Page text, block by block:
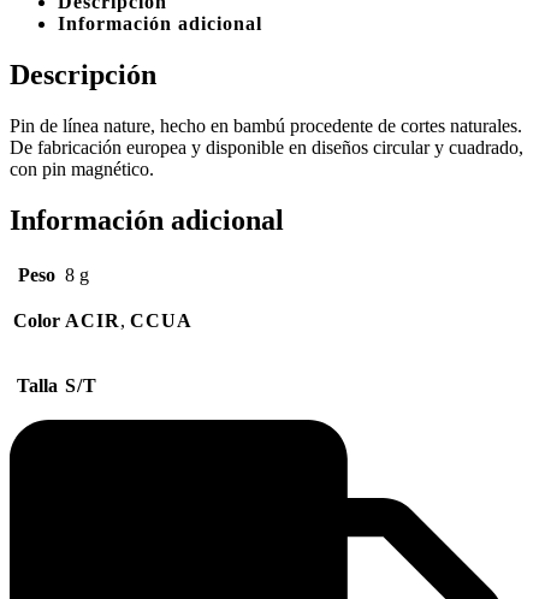
Información adicional
Descripción
Pin de línea nature, hecho en bambú procedente de cortes naturales.
De fabricación europea y disponible en diseños circular y cuadrado,
con pin magnético.
Información adicional
Peso 8 g
Color ACIR, CCUA
Talla S/T